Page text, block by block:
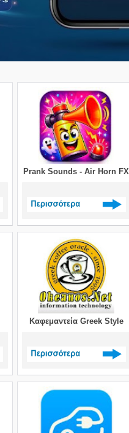
Prank Sounds - Air Horn FX
Δείτε περισσότερα >
Καφεμαντεία Greek Style
Δείτε περισσότερα >